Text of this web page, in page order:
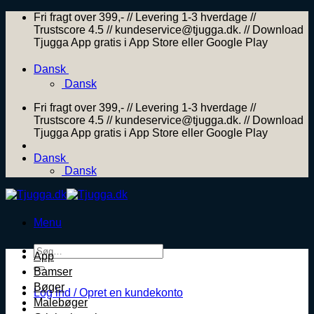
Skip
content
Fri fragt over 399,- // Levering 1-3 hverdage //
Trustscore 4.5 // kundeservice@tjugga.dk. // Download
Tjugga App gratis i App Store eller Google Play
Dansk
Dansk
Fri fragt over 399,- // Levering 1-3 hverdage //
Trustscore 4.5 // kundeservice@tjugga.dk. // Download
Tjugga App gratis i App Store eller Google Play
Dansk
Dansk
Menu
Søg
efter:
Log ind / Opret en kundekonto
App
Bamser
Bøger
Malebøger